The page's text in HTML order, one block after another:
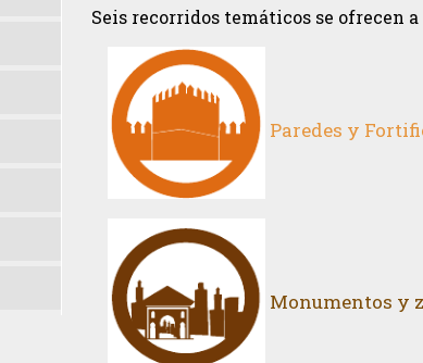
Seis recorridos temáticos se ofrecen
Paredes y
Monumentos y